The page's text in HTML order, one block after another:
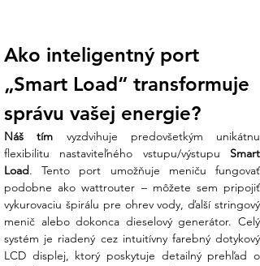
vybíjanie batérie podľa výhodných
Porovnávacia tabuľka série SUN-
SG01HP3
Parameter /
Model
6K
Model
10K
Model
15K
Model
25K
Model
Menovitý AC
výkon
6 000
W
10 000
W
15 000
W
25 000
W
Max. FV
výkon
(Access)
12 000
W
20 000
W
30 000
W
50 000
W
Ako inteligentný port
„Smart Load“ transformuje
správu vašej energie?
Náš tím vyzdvihuje predovšetkým unikátnu
flexibilitu nastaviteľného vstupu/výstupu Smart
Load. Tento port umožňuje meniču fungovať
podobne ako wattrouter – môžete sem pripojiť
vykurovaciu špirálu pre ohrev vody, ďalší stringový
menič alebo dokonca dieselový generátor. Celý
systém je riadený cez intuitívny farebný dotykový
LCD displej, ktorý poskytuje detailný prehľad o